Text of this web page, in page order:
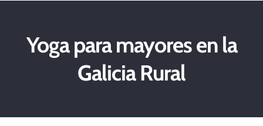
Yoga para mayores en la
Galicia Rural